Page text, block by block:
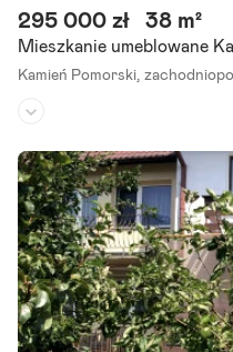
Mieszkanie umeblowane
Kamień Pomorski,
295 000 zł 38 m²
Liczba pokoi:1
Rok budowy: 1982
Na sprzedaż przytulna
omorski, tylko 7 km od morza!
u? Szukasz gotowego lokum
tycji? To.